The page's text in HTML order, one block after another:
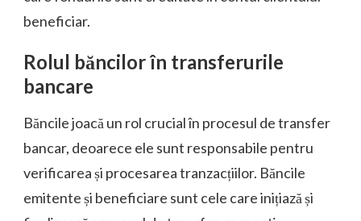
beneficiar.
Rolul băncilor în transferurile
bancare
Băncile joacă un rol crucial în procesul de transfer
bancar, deoarece ele sunt responsabile pentru
verificarea și procesarea tranzacțiilor. Băncile
emitente și beneficiare sunt cele care inițiază și